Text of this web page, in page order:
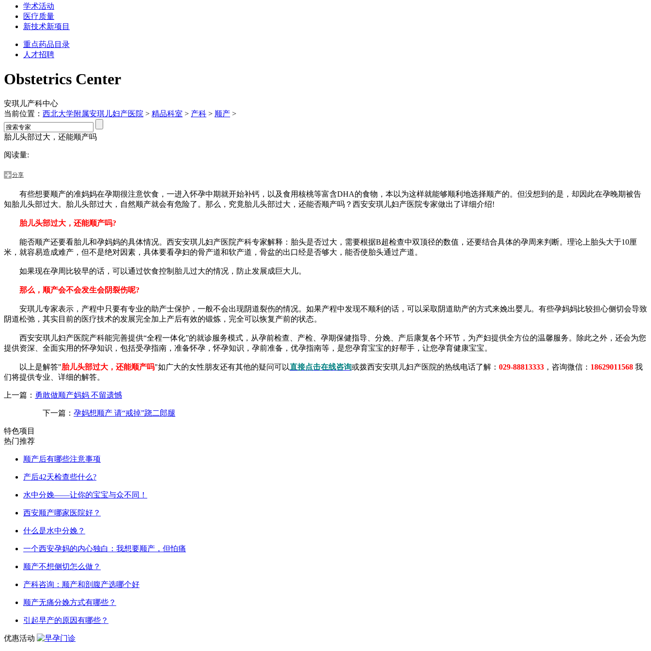
学术活动
医疗质量
新技术新项目
重点药品目录
人才招聘
Obstetrics Center
安琪儿产科中心
当前位置： 西北大学附属安琪儿妇产医院 > 精品科室 > 产科 > 顺产 >
胎儿头部过大，还能顺产吗
阅读量:
分享
有些想要顺产的准妈妈在孕期很注意饮食，一进入怀孕中期就开始补钙，以及食用核桃等富含DHA的食物，本以为这样就能够顺利地选择顺产的。但没想到的是，却因此在孕晚期被告
知胎儿头部过大。胎儿头部过大，自然顺产就会有危险了。那么，究竟胎儿头部过大，还能否顺产吗？西安安琪儿妇产医院专家做出了详细介绍!
胎儿头部过大，还能顺产吗?
能否顺产还要看胎儿和孕妈妈的具体情况。西安安琪儿妇产医院产科专家解释：胎头是否过大，需要根据B超检查中双顶径的数值，还要结合具体的孕周来判断。理论上胎头大于10厘
米，就容易造成难产，但不是绝对因素，具体要看孕妇的骨产道和软产道，骨盆的出口经是否够大，能否使胎头通过产道。
如果现在孕周比较早的话，可以通过饮食控制胎儿过大的情况，防止发展成巨大儿。
那么，顺产会不会发生会阴裂伤呢?
安琪儿专家表示，产程中只要有专业的助产士保护，一般不会出现阴道裂伤的情况。如果产程中发现不顺利的话，可以采取阴道助产的方式来娩出婴儿。有些孕妈妈比较担心侧切会导致
阴道松弛，其实目前的医疗技术的发展完全加上产后有效的锻炼，完全可以恢复产前的状态。
西安安琪儿妇产医院产科能完善提供“全程一体化”的就诊服务模式，从孕前检查、产检、孕期保健指导、分娩、产后康复各个环节，为产妇提供全方位的温馨服务。除此之外，还会为您
提供资深、全面实用的怀孕知识，包括受孕指南，准备怀孕，怀孕知识，孕前准备，优孕指南等，是您孕育宝宝的好帮手，让您孕育健康宝宝。
以上是解答"胎儿头部过大，还能顺产吗"如广大的女性朋友还有其他的疑问可以直接点击在线咨询或拨西安安琪儿妇产医院的热线电话了解： 029-88813333 ，咨询微信： 18629011568 我
们将提供专业、详细的解答。
上一篇： 勇敢做顺产妈妈 不留遗憾
下一篇： 孕妈想顺产 请“戒掉”跷二郎腿
特色项目
热门推荐
顺产后有哪些注意事项
产后42天检查些什么?
水中分娩——让你的宝宝与众不同！
西安顺产哪家医院好？
什么是水中分娩？
一个西安孕妈的内心独白：我想要顺产，但怕痛
顺产不想侧切怎么做？
产科咨询：顺产和剖腹产选哪个好
顺产无痛分娩方式有哪些？
引起早产的原因有哪些？
优惠活动